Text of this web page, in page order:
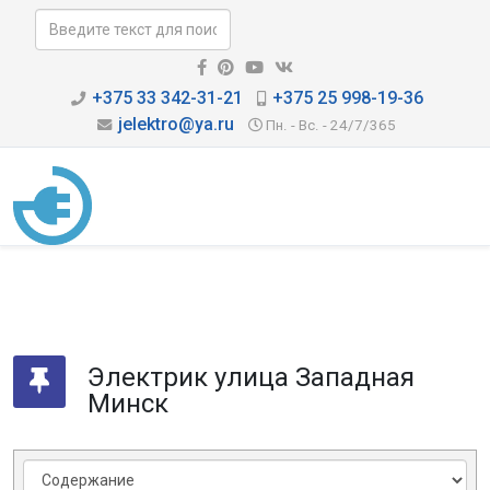
+375 33 342-31-21
+375 25 998-19-36
jelektro@ya.ru
Пн. - Вс. - 24/7/365
Электрик улица Западная
Минск